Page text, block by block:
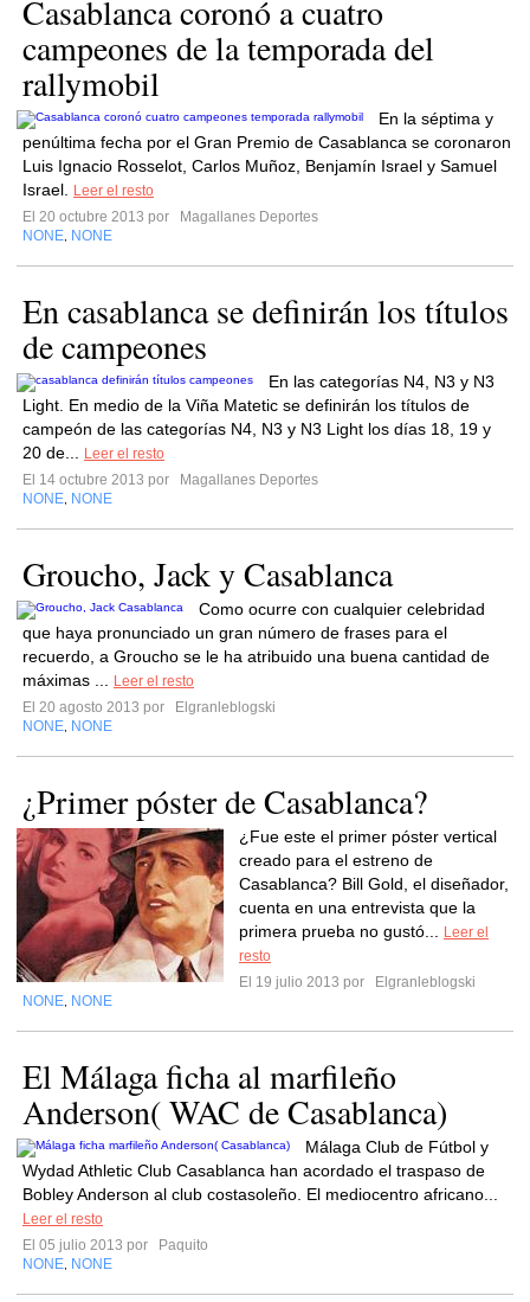
Casablanca coronó a cuatro
campeones de la temporada del
rallymobil
En la séptima y
penúltima fecha por el Gran Premio de Casablanca se coronaron
Luis Ignacio Rosselot, Carlos Muñoz, Benjamín Israel y Samuel
Israel.
Leer el resto
El 20 octubre 2013 por
Magallanes Deportes
NONE NONE
En casablanca se definirán los títulos
de campeones
En las categorías N4, N3 y N3
Light. En medio de la Viña Matetic se definirán los títulos de
campeón de las categorías N4, N3 y N3 Light los días 18, 19 y
20 de...
Leer el resto
El 14 octubre 2013 por
Magallanes Deportes
NONE NONE
Groucho, Jack y Casablanca
Como ocurre con cualquier celebridad
que haya pronunciado un gran número de frases para el
recuerdo, a Groucho se le ha atribuido una buena cantidad de
máximas ...
Leer el resto
El 20 agosto 2013 por
Elgranleblogski
NONE NONE
¿Primer póster de Casablanca?
¿Fue este el primer póster vertical
creado para el estreno de
Casablanca? Bill Gold, el diseñador,
cuenta en una entrevista que la
primera prueba no gustó...
Leer el
resto
El 19 julio 2013 por
Elgranleblogski
NONE NONE
El Málaga ficha al marfileño
Anderson( WAC de Casablanca)
Málaga Club de Fútbol y
Wydad Athletic Club Casablanca han acordado el traspaso de
Bobley Anderson al club costasoleño. El mediocentro africano...
Leer el resto
El 05 julio 2013 por
Paquito
NONE NONE